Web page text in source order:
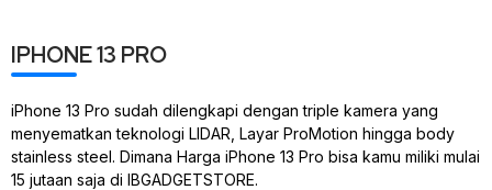
IPHONE 13 PRO
iPhone 13 Pro sudah dilengkapi dengan triple kamera yang
menyematkan teknologi LIDAR, Layar ProMotion hingga body
stainless steel. Dimana Harga iPhone 13 Pro bisa kamu miliki mulai
15 jutaan saja di IBGADGETSTORE.